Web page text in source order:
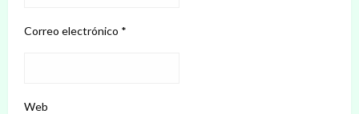
Correo electrónico *
Web